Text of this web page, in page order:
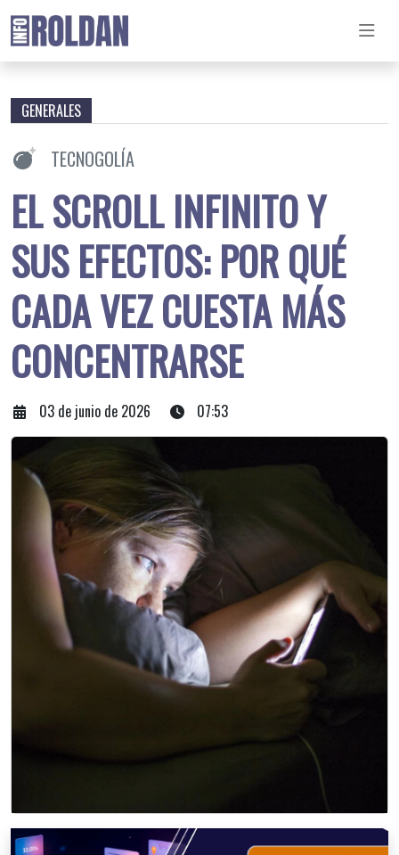
GENERALES
TECNOGOLÍA
EL SCROLL INFINITO Y
SUS EFECTOS: POR QUÉ
CADA VEZ CUESTA MÁS
CONCENTRARSE
03 de junio de 2026 07:53